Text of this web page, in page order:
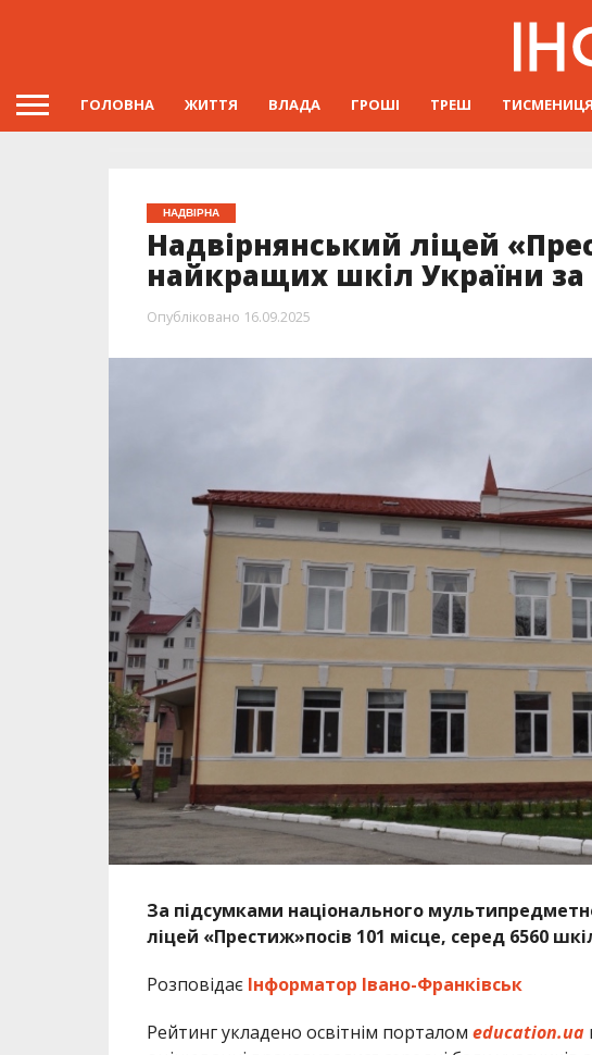
ГОЛОВНА ЖИТТЯ ВЛАДА ГРОШІ ТРЕШ ТИСМЕНИЦЯ
НАДВІРНА
Надвірнянський ліцей
найкращих шкіл України
Опубліковано 16.09.2025
За підсумками національного
ліцей «Престиж»посів 101 місце, серед 6560
Розповідає Інформатор Івано-Франківськ
Рейтинг укладено освітнім порталом education.ua